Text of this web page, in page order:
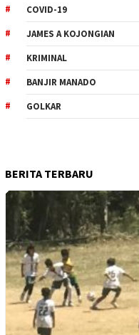
COVID-19
JAMES A KOJONGIAN
KRIMINAL
BANJIR MANADO
GOLKAR
BERITA TERBARU